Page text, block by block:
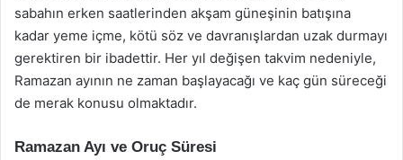
sabahın erken saatlerinden akşam güneşinin batışına
kadar yeme içme, kötü söz ve davranışlardan uzak durmayı
gerektiren bir ibadettir. Her yıl değişen takvim nedeniyle,
Ramazan ayının ne zaman başlayacağı ve kaç gün süreceği
de merak konusu olmaktadır.
Ramazan Ayı ve Oruç Süresi